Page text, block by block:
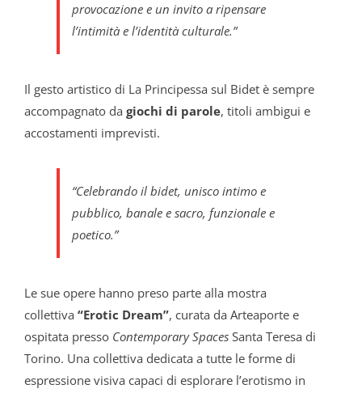
provocazione e un invito a ripensare
l’intimità e l’identità culturale.”
Il gesto artistico di La Principessa sul Bidet è sempre
accompagnato da giochi di parole, titoli ambigui e
accostamenti imprevisti.
“Celebrando il bidet, unisco intimo e
pubblico, banale e sacro, funzionale e
poetico.”
Le sue opere hanno preso parte alla mostra
collettiva “Erotic Dream”, curata da Arteaporte e
ospitata presso Contemporary Spaces Santa Teresa di
Torino. Una collettiva dedicata a tutte le forme di
espressione visiva capaci di esplorare l’erotismo in